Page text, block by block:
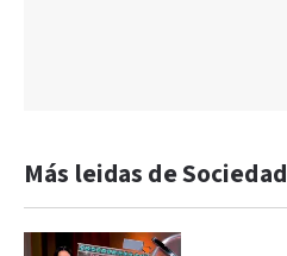
Más leidas de Sociedad